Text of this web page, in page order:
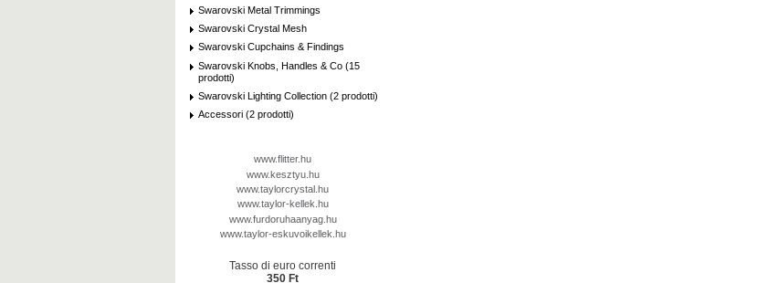
Swarovski Metal Trimmings
Swarovski Crystal Mesh
Swarovski Cupchains & Findings
Swarovski Knobs, Handles & Co (15
prodotti)
Swarovski Lighting Collection (2 prodotti)
Accessori (2 prodotti)
www.flitter.hu
www.kesztyu.hu
www.taylorcrystal.hu
www.taylor-kellek.hu
www.furdoruhaanyag.hu
www.taylor-eskuvoikellek.hu
Tasso di euro correnti
350 Ft